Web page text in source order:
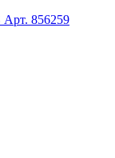
856259